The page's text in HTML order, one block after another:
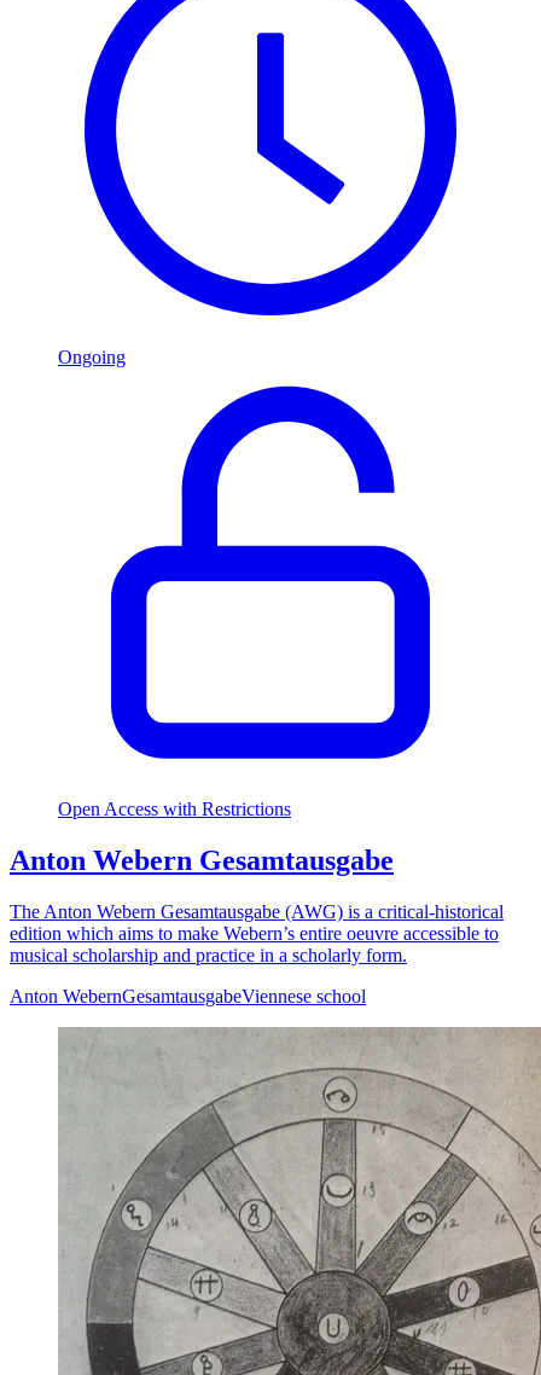
Ongoing
Open Access with Restrictions
Anton Webern Gesamtausgabe
The Anton Webern Gesamtausgabe (AWG) is a critical-historical
edition which aims to make Webern’s entire oeuvre accessible to
musical scholarship and practice in a scholarly form.
Anton WebernGesamtausgabeViennese school